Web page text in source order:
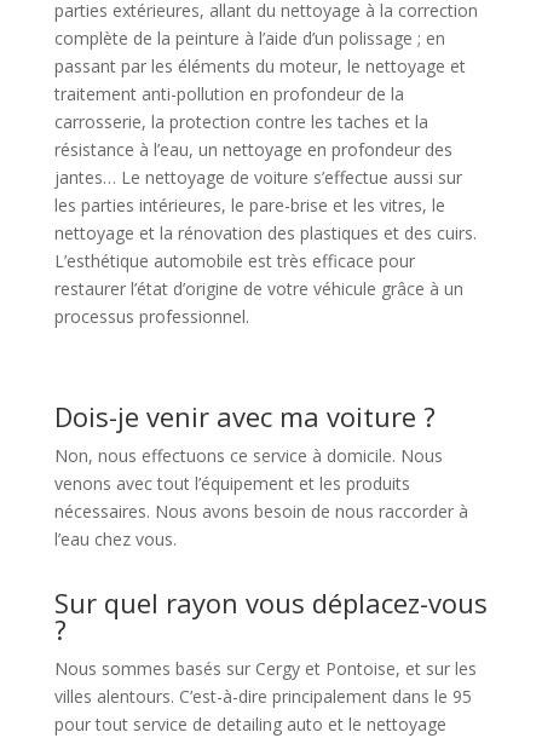
parties extérieures, allant du nettoyage à la correction
complète de la peinture à l’aide d’un polissage ; en
passant par les éléments du moteur, le nettoyage et
traitement anti-pollution en profondeur de la
carrosserie, la protection contre les taches et la
résistance à l’eau, un nettoyage en profondeur des
jantes… Le nettoyage de voiture s’effectue aussi sur
les parties intérieures, le pare-brise et les vitres, le
nettoyage et la rénovation des plastiques et des cuirs.
L’esthétique automobile est très efficace pour
restaurer l’état d’origine de votre véhicule grâce à un
processus professionnel.
Dois-je venir avec ma voiture ?
Non, nous effectuons ce service à domicile. Nous
venons avec tout l’équipement et les produits
nécessaires. Nous avons besoin de nous raccorder à
l’eau chez vous.
Sur quel rayon vous déplacez-vous
?
Nous sommes basés sur Cergy et Pontoise, et sur les
villes alentours. C’est-à-dire principalement dans le 95
pour tout service de detailing auto et le nettoyage